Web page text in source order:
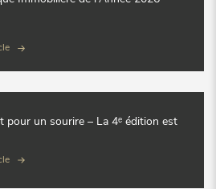
pour un sourire – La 4ᵉ édition est